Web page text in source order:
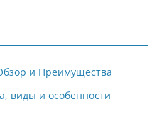
и Преимущества
виды и особенности